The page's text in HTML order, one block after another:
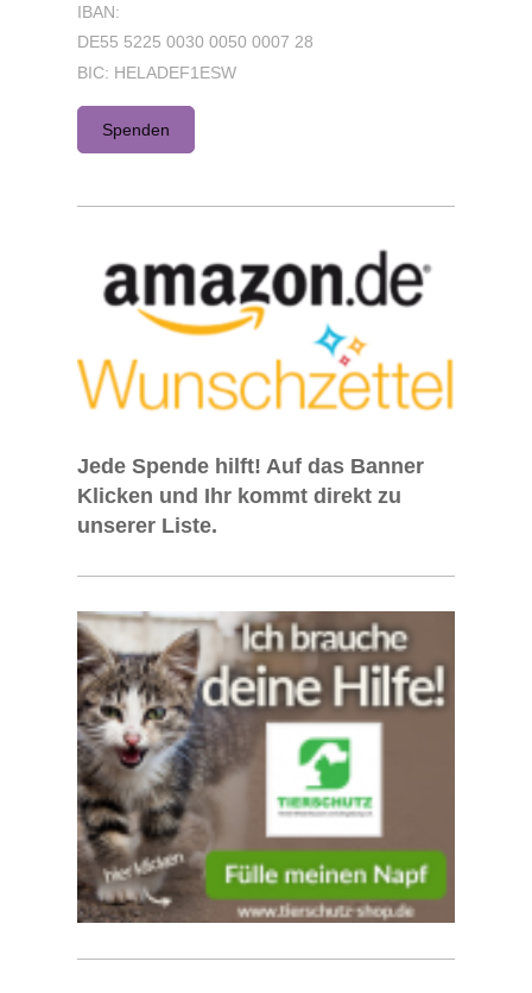
IBAN:
DE55 5225 0030 0050 0007 28
BIC: HELADEF1ESW
Spenden
Jede Spende hilft! Auf das Banner
Klicken und Ihr kommt direkt zu
unserer Liste.